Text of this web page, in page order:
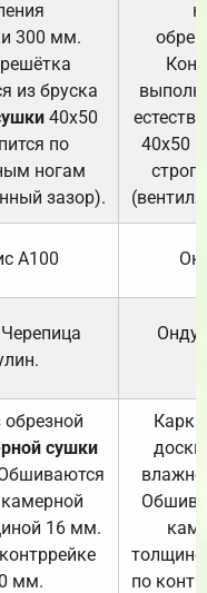
300 мм.
из бруска
40х50
по
ногам
зазор).
40х50
А100
обрезной
сушки
16 мм.
мм.
доски
по